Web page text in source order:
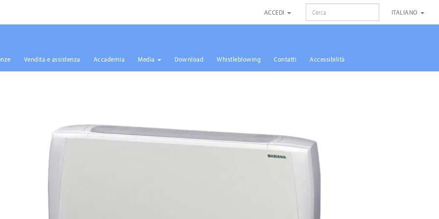
ACCEDI ITALIANO
Vendita e assistenza Accademia Media Download Whistleblowing Contatti Accessibilità